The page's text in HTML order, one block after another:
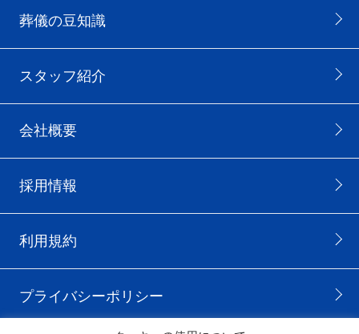
葬儀の豆知識
スタッフ紹介
会社概要
採用情報
利用規約
プライバシーポリシー